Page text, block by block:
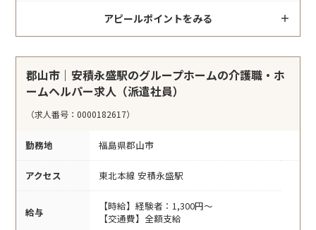
アピールポイントをみる
郡山市｜安積永盛駅のグループホームの介護職・ホ
ームヘルパー求人（派遣社員）
（求人番号：0000182617）
勤務地 福島県郡山市
アクセス 東北本線 安積永盛駅
給与
【時給】経験者：1,300円～
【交通費】全額支給